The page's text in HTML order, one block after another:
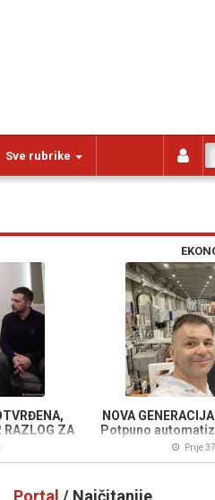
Sve rubrike
RAZLOG ZA
NOVA
Potpuno
stručnjake
Prije
Portal / Najčitanije